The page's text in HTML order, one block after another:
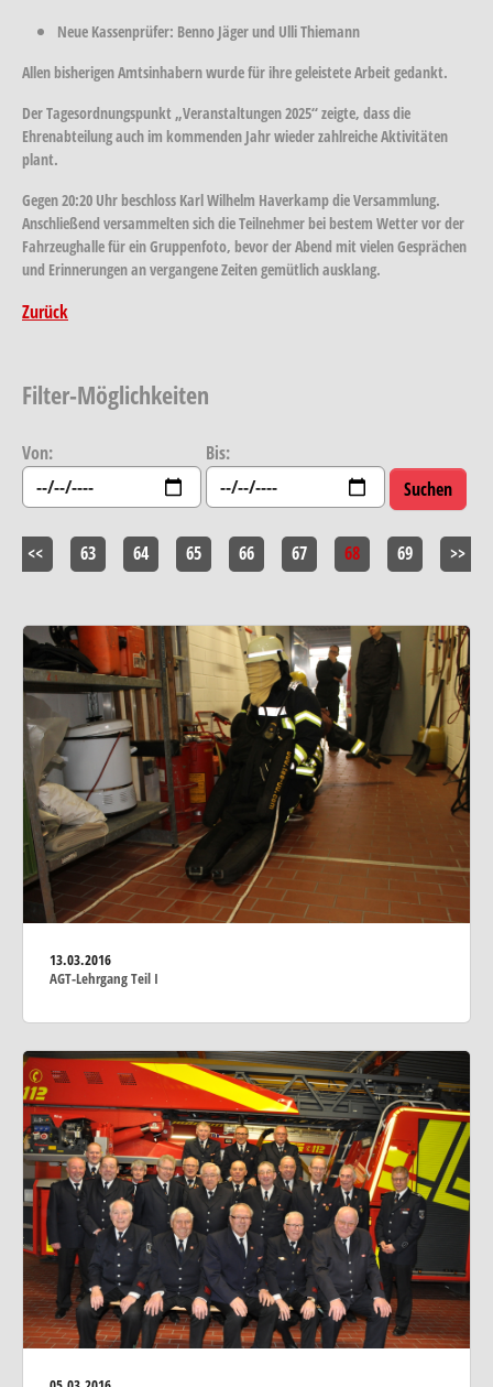
Neue Kassenprüfer: Benno Jäger und Ulli Thiemann
Allen bisherigen Amtsinhabern wurde für ihre geleistete Arbeit gedankt.
Der Tagesordnungspunkt „Veranstaltungen 2025“ zeigte, dass die
Ehrenabteilung auch im kommenden Jahr wieder zahlreiche Aktivitäten
plant.
Gegen 20:20 Uhr beschloss Karl Wilhelm Haverkamp die Versammlung.
Anschließend versammelten sich die Teilnehmer bei bestem Wetter vor der
Fahrzeughalle für ein Gruppenfoto, bevor der Abend mit vielen Gesprächen
und Erinnerungen an vergangene Zeiten gemütlich ausklang.
Zurück
Filter-Möglichkeiten
Von: Bis:
<< 63 64 65 66 67 68 69 >>
13.03.2016
AGT-Lehrgang Teil I